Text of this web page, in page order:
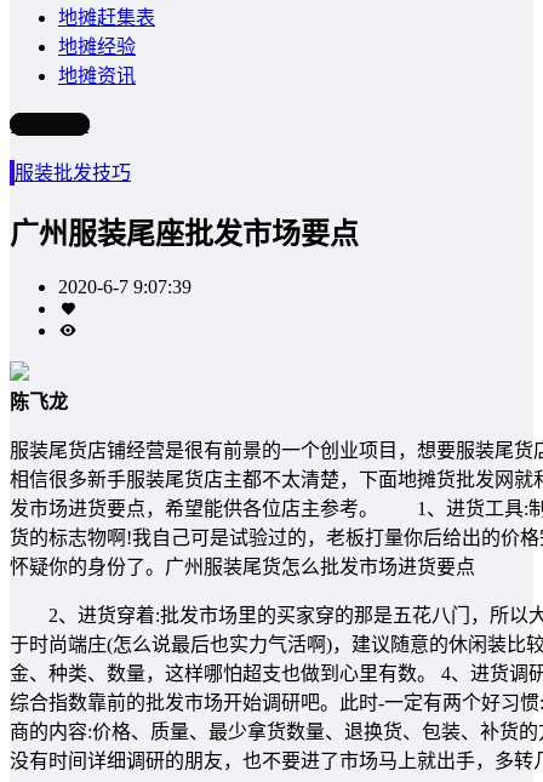
地摊赶集表
地摊经验
地摊资讯
写文章
服装批发技巧
广州服装尾座批发市场要点
2020-6-7 9:07:39
陈飞龙
服装尾货店铺经营是很有前景的一个创业项目，想要服装尾
相信很多新手服装尾货店主都不太清楚，下面地摊货批发网
发市场进货要点，希望能供各位店主参考。 1、进货工具:
货的标志物啊!我自己可是试验过的，老板打量你后给出的价
怀疑你的身份了。广州服装尾货怎么批发市场进货要点
2、进货穿着:批发市场里的买家穿的那是五花八门，所以
于时尚端庄(怎么说最后也实力气活啊)，建议随意的休闲装
金、种类、数量，这样哪怕超支也做到心里有数。 4、进货
综合指数靠前的批发市场开始调研吧。此时-一定有两个好习
商的内容:价格、质量、最少拿货数量、退换货、包装、补货
没有时间详细调研的朋友，也不要进了市场马上就出手，多